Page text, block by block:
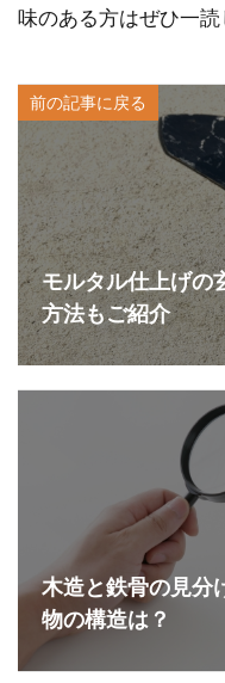
味のある方はぜひ一読
前の記事に戻る
モルタル仕上げの
方法もご紹介
木造と鉄骨の見分
物の構造は？